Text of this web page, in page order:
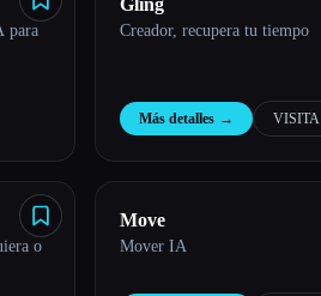
para
Gling
Creador, recupera tu tiempo
Más detalles → VISITA
o
Move
Mover IA